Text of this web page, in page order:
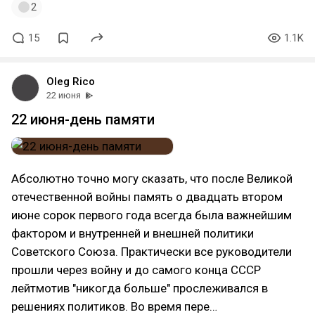
2
15 1.1K
Oleg Rico
22 июня
22 июня-день памяти
Абсолютно точно могу сказать, что после Великой
отечественной войны память о двадцать втором
июне сорок первого года всегда была важнейшим
фактором и внутренней и внешней политики
Советского Союза. Практически все руководители
прошли через войну и до самого конца СССР
лейтмотив "никогда больше" прослеживался в
решениях политиков. Во время пере…